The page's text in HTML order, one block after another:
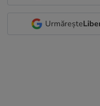
Urmărește